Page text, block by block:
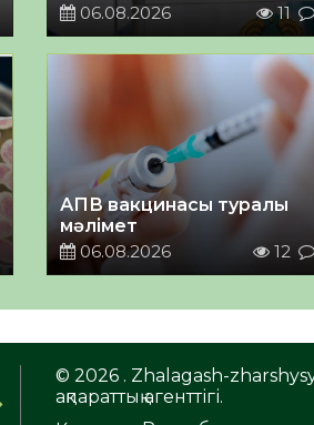
06.08.2026
11
АПВ вакцинасы туралы
мәлімет
06.08.2026
12
© 2026 . Zhalagash-
ақпараттық агенттігі.